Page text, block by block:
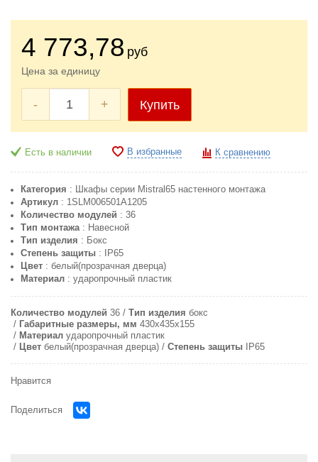
4 773,78 руб
Цена за единицу
- + Купить
Есть в наличии В избранные К сравнению
Категория : Шкафы серии Mistral65 настенного монтажа
Артикул: 1SLM006501A1205
Количество модулей : 36
Тип монтажа: Навесной
Тип изделия : Бокс
Степень защиты: IP65
Цвет: белый(прозрачная дверца)
Материал: ударопрочный пластик
Количество модулей 36 Тип изделия бокс
Габаритные размеры, мм 430х435х155
Материал ударопрочный пластик
Цвет белый(прозрачная дверца) Степень защиты IP65
Нравится
Поделиться